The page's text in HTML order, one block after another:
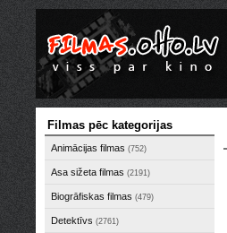
Filmas pēc kategorijas
Animācijas filmas (752)
Asa sižeta filmas (2191)
Biogrāfiskas filmas (479)
Detektīvs (2761)